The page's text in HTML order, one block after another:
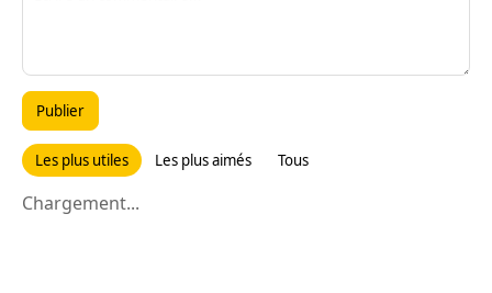
Publier
Les plus utiles Les plus aimés Tous
Chargement...